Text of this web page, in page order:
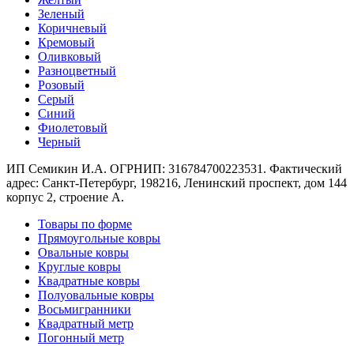
наличии
Паласы
Как
выбрать
ковер
Доставка
и
оплата
Наши
работы
Контакты
+7
812
647-
mail@carpet-
Заказать
звонок
Зеленый
Коричневый
Кремовый
Оливковый
Разноцветный
Розовый
Серый
Синий
Фиолетовый
Черный
ИП Семикин И.А. ОГРНИП: 316784700223531. Фактический
адрес: Санкт-Петербург, 198216, Ленинский проспект, дом 144
корпус 2, строение А.
Товары по форме
Прямоугольные ковры
Овальные ковры
Круглые ковры
Квадратные ковры
Полуовальные ковры
Восьмигранники
Квадратный метр
Погонный метр